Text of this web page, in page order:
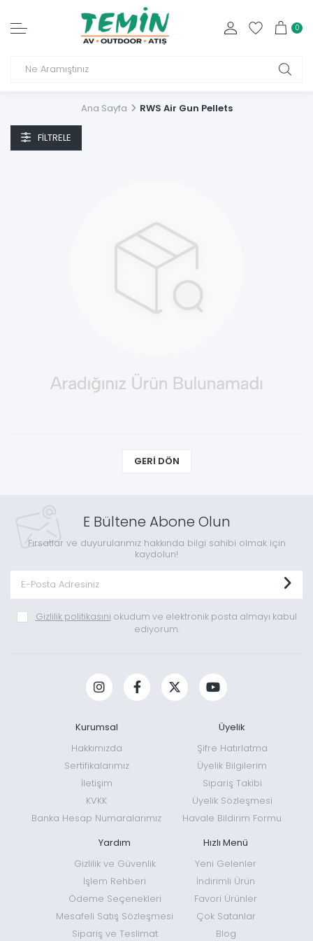
0
Ana Sayfa RWS Air Gun Pellets
FILTRELE
GERI DÖN
E Bültene Abone Olun
Fırsatlar ve duyurularımız hakkında bilgi sahibi olmak için
kaydolun!
Gizlilik politikasını okudum ve elektronik posta almayı kabul
ediyorum.
Kurumsal
Hakkımızda
Sertifikalarımız
İletişim
KVKK
Banka Hesap Numaralarımız
Üyelik
Şifre Hatırlatma
Üyelik Bilgilerim
Sipariş Takibi
Üyelik Sözleşmesi
Havale Bildirim Formu
Yardım
Gizlilik ve Güvenlik
İşlem Rehberi
Ödeme Seçenekleri
Mesafeli Satış Sözleşmesi
Sipariş ve Teslimat
Hızlı Menü
Yeni Gelenler
İndirimli Ürün
Favori Ürünler
Çok Satanlar
Blog